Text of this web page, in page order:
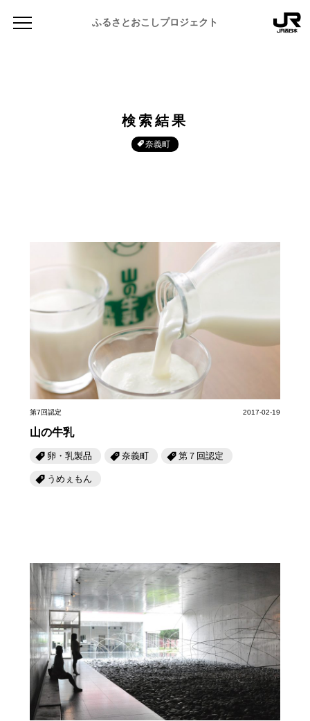
ふるさとおこしプロジェクト
ふるさと図鑑
ふるさと文庫
ふるさと散歩
人・もの・こと
あの駅この駅
JR PREMIUM SELECT SETOUCHI
JR西日本グループのおみやげ開発
岡山海苔シリーズ
みんなのドーナツ
岡山育ちのアイスバー
せとうちのおいしいシリーズ
生スフレ ふわり～ぬ
せとうちの果実 チューハイ
CATALOG
ふるさとあっ晴れ認定
ふるさとあっ晴れ認定
カテゴリー・タグ・キーワードから探す
第8回 岡山市 第7回
第6回 瀬戸内市/備前市/和気町/赤磐市 津山市/鏡野町/吉備中央町/久米南町/美咲町
第4回 倉敷市/玉野市/浅口市/里庄町 第3回 尾道市/福山市/笠岡市/府中市
第2回 真庭市/新庄村 第1回 新見市/高梁市/総社市/井原市/矢掛町
TRAIN
Urara
ABOUT
ふるさとおこしプロジェクトとは
検索結果
奈義町
第7回認定 2017-02-19
山の牛乳
卵・乳製品 奈義町 第７回認定
うめぇもん